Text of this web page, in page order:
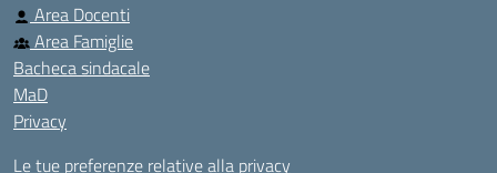
Area Docenti
Area Famiglie
Bacheca sindacale
MaD
Privacy
Le tue preferenze relative alla privacy